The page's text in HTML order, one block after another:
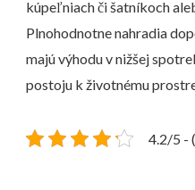
kúpeľniach či šatníkoch
Plnohodnotne nahradia
majú výhodu v nižšej
postoju k životnému
4.2/5 -